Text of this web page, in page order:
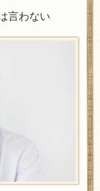
言わない